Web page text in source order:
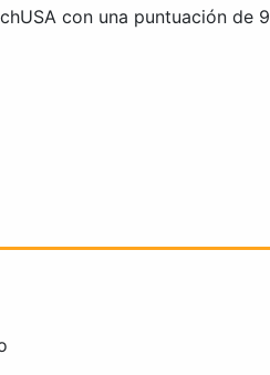
con una puntuación de